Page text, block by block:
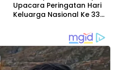
Upacara Peringatan Hari
Keluarga Nasional Ke 33